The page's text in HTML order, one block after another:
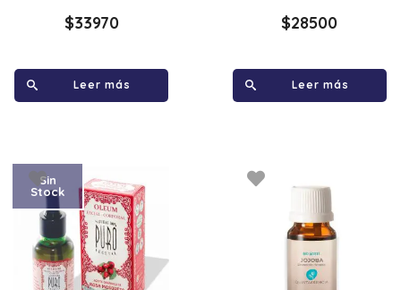
$33970
Leer más
$28500
Leer más
Sin
Stock